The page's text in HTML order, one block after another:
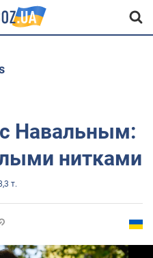
Навальным:
нитками
т.